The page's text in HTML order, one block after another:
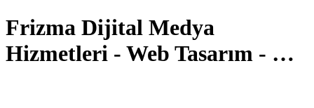
Frizma Dijital Medya
Hizmetleri - Web Tasarım - …